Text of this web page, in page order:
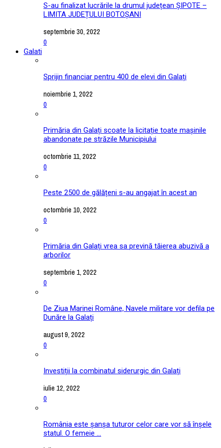
S-au finalizat lucrările la drumul județean ȘIPOTE –
LIMITA JUDEȚULUI BOTOȘANI
septembrie 30, 2022
0
Galati
Sprijin financiar pentru 400 de elevi din Galați
noiembrie 1, 2022
0
Primăria din Galați scoate la licitație toate mașinile
abandonate pe străzile Municipiului
octombrie 11, 2022
0
Peste 2500 de gălățeni s-au angajat în acest an
octombrie 10, 2022
0
Primăria din Galați vrea sa prevină tăierea abuzivă a
arborilor
septembrie 1, 2022
0
De Ziua Marinei Române, Navele militare vor defila pe
Dunăre la Galați
august 9, 2022
0
Investiții la combinatul siderurgic din Galați
iulie 12, 2022
0
România este șanșa tuturor celor care vor să înșele
statul. O femeie ...